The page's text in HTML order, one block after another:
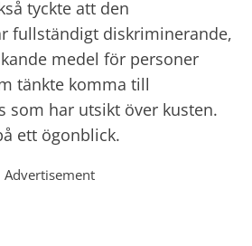
tyckte att den
fullständigt diskriminerande,
medel för personer
tänkte komma till
som har utsikt över kusten.
ett ögonblick.
Advertisement